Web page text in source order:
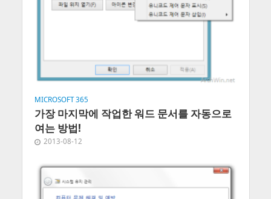
MICROSOFT 365
가장 마지막에 작업한 워드 문서를 자동으로
여는 방법!
2013-08-12